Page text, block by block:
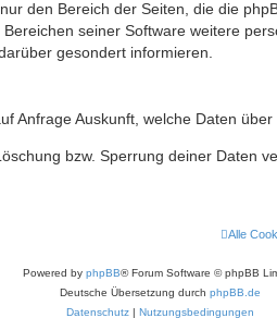
den Bereich der Seiten, die die
seiner Software weitere
gesondert informieren.
Anfrage Auskunft, welche Daten
bzw. Sperrung deiner Daten
Alle
Powered by phpBB® Forum Software © phpBB
Deutsche Übersetzung durch phpBB.de
Datenschutz
Nutzungsbedingungen